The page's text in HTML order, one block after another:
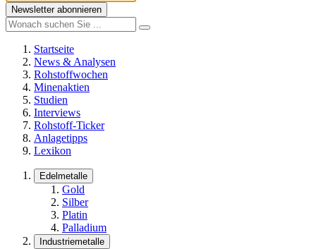
Newsletter abonnieren
Startseite
News & Analysen
Rohstoffwochen
Minenaktien
Studien
Interviews
Rohstoff-Ticker
Anlagetipps
Lexikon
Edelmetalle
Gold
Silber
Platin
Palladium
Industriemetalle